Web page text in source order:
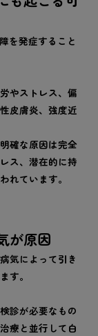
を発症すること
やストレス、偏
皮膚炎、強度近
確な原因は完全
ス、潜在的に持
れています。
が原因
気によって引き
す。
診が必要なもの
療と並行して白